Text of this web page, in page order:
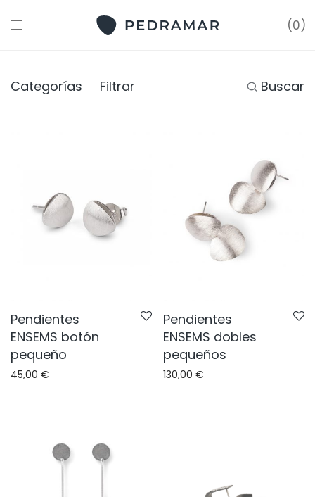
0
Categorías Filtrar Buscar
Pendientes
ENSEMS botón
pequeño
45,00 €
Pendientes
ENSEMS dobles
pequeños
130,00 €